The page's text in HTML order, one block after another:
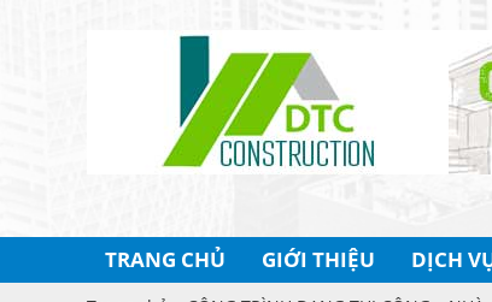
TRANG CHỦ GIỚI THIỆU DỊCH